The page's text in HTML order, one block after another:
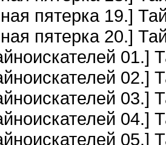
пятерка 19.]
пятерка 20.]
01.]
02.]
03.]
04.]
05.]